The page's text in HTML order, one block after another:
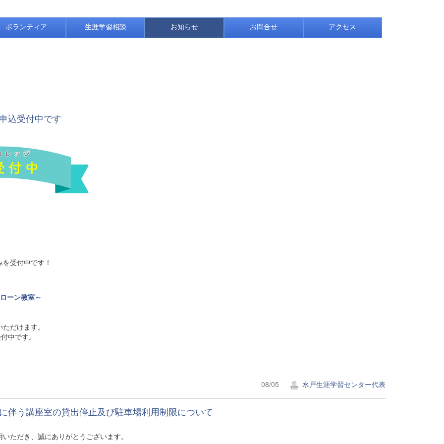
ボランティア 生涯学習相談 お知らせ お問合せ アクセス
込受付中です
受付中です！
ーン教室～
だけます。
中です。
08/05 水戸生涯学習センター代表
伴う講座室の貸出停止及び駐車場利用制限について
ただき、誠にありがとうございます。